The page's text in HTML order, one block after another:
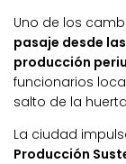
Uno de los
pasaje desde
producción
funcionarios
salto de la
La ciudad
Producción